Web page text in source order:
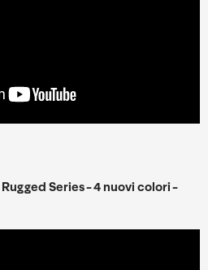
Series - 4 nuovi colori -